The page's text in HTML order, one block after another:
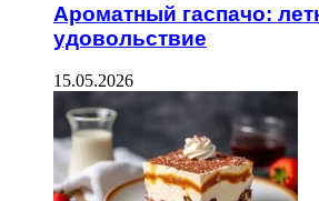
Ароматный гаспачо:
удовольствие
15.05.2026